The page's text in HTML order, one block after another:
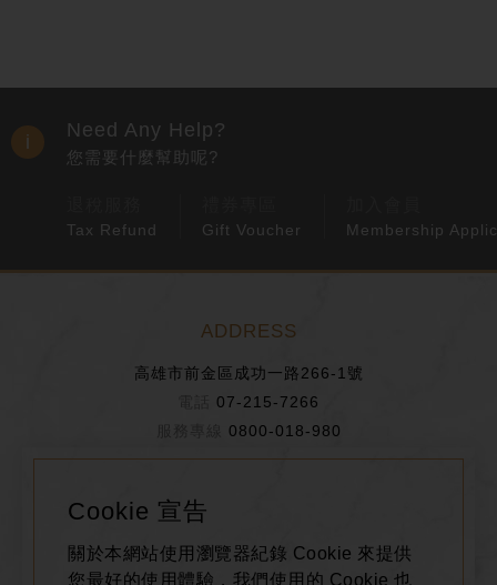
Cookie 宣告
關於本網站使用瀏覽器紀錄 Cookie 來提供
您最好的使用體驗，我們使用的 Cookie 也
Need Any Help?
您需要什麼幫助呢?
Tax Refund Gift Voucher Membership
ADDRESS
高雄市前金區成功一路266-1號
07-215-7266
0800-018-980
週五、週六、假日前一天 11:00~22:00